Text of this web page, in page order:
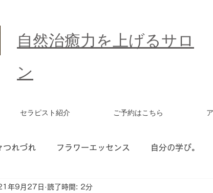
​自然治癒力を上げるサロ
ン
セラピスト紹介 ご予約はこちら
つれづれ フラワーエッセンス 自分の学び。
ッセンス セッション
年9月27日 読了時間: 2分